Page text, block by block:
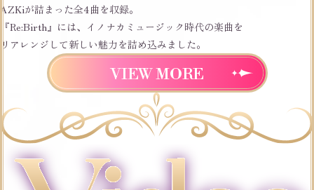
AZKiが詰まった全4曲を収録。
『Re:Birth』には、イノナカミュージック時代の楽曲を
リアレンジして新しい魅力を詰め込みました。
VIEW MORE